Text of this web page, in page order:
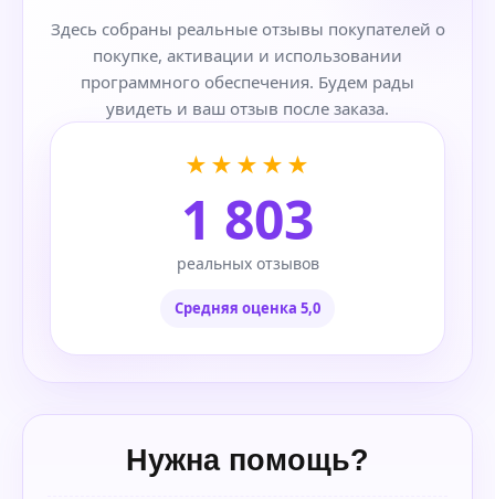
Здесь собраны реальные отзывы покупателей о
покупке, активации и использовании
программного обеспечения. Будем рады
увидеть и ваш отзыв после заказа.
★★★★★
1 803
реальных отзывов
Средняя оценка 5,0
Нужна помощь?